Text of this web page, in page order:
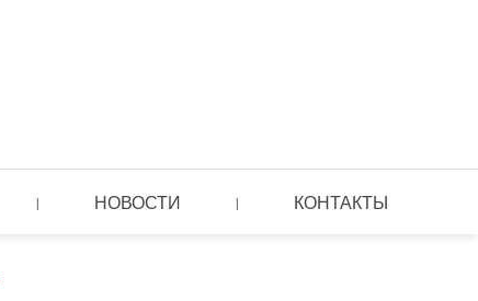
| НОВОСТИ | КОНТАКТЫ